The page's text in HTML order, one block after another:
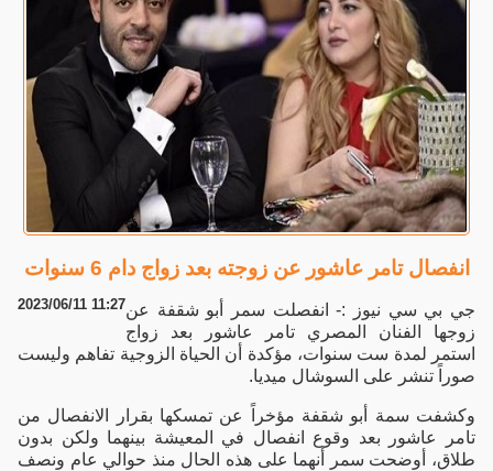
انفصال تامر عاشور عن زوجته بعد زواج دام 6 سنوات
2023/06/11 11:27جي بي سي نيوز :- انفصلت سمر أبو شقفة عن
زوجها الفنان المصري تامر عاشور بعد زواج
استمر لمدة ست سنوات، مؤكدة أن الحياة الزوجية تفاهم وليست
صوراً تنشر على السوشال ميديا.
وكشفت سمة أبو شقفة مؤخراً عن تمسكها بقرار الانفصال من
تامر عاشور بعد وقوع انفصال في المعيشة بينهما ولكن بدون
طلاق، أوضحت سمر أنهما على هذه الحال منذ حوالي عام ونصف